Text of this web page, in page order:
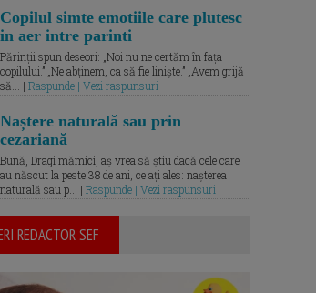
Copilul simte emotiile care plutesc
in aer intre parinti
Părinții spun deseori: „Noi nu ne certăm în fața
copilului.” „Ne abținem, ca să fie liniște.” „Avem grijă
să... | Raspunde | Vezi raspunsuri
Naștere naturală sau prin
cezariană
Bună, Dragi mămici, aș vrea să știu dacă cele care
au născut la peste 38 de ani, ce ați ales: nașterea
naturală sau p... | Raspunde | Vezi raspunsuri
REDACTOR SEF